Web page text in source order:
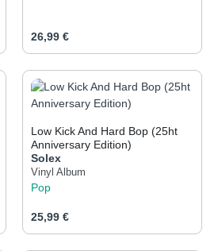
um die
ein oder benutze die
den gewünschten
Regulärer Preis:
26,99 €
Produkt Anzahl: Gib
Low Kick And Hard Bop (25ht
Anniversary Edition)
Solex
Vinyl Album
Pop
Regulärer Preis:
25,99 €